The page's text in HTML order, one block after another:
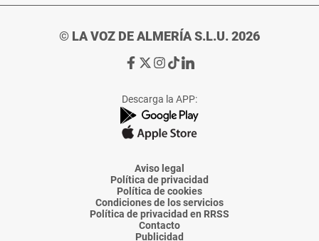
© LA VOZ DE ALMERÍA S.L.U. 2026
Ir
de
La
Voz
Almería
Ir
de
La
Voz
Almería
Ir
de
La
Voz
Almería
Ir
de
La
Voz
Almería
Ir
de
La
Voz
Descarga la APP:
Aviso legal
Política de privacidad
Política de cookies
Condiciones de los servicios
Política de privacidad en RRSS
Contacto
Publicidad